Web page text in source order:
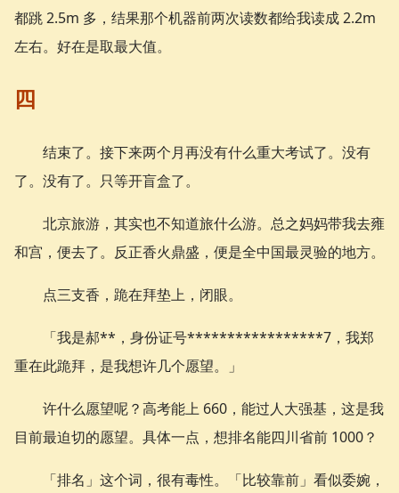
都跳 2.5m 多，结果那个机器前两次读数都给我读成 2.2m
左右。好在是取最大值。
四
结束了。接下来两个月再没有什么重大考试了。没有
了。没有了。只等开盲盒了。
北京旅游，其实也不知道旅什么游。总之妈妈带我去雍
和宫，便去了。反正香火鼎盛，便是全中国最灵验的地方。
点三支香，跪在拜垫上，闭眼。
「我是郝**，身份证号*****************7，我郑
重在此跪拜，是我想许几个愿望。」
许什么愿望呢？高考能上 660，能过人大强基，这是我
目前最迫切的愿望。具体一点，想排名能四川省前 1000？
「排名」这个词，很有毒性。「比较靠前」看似委婉，